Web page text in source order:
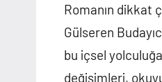
Romanın dikkat
Gülseren
bu içsel
değişimleri,